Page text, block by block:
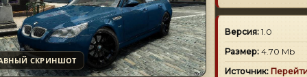
СКРИНШОТ
Версия: 1.0
Размер: 4.70 Mb
Источник: